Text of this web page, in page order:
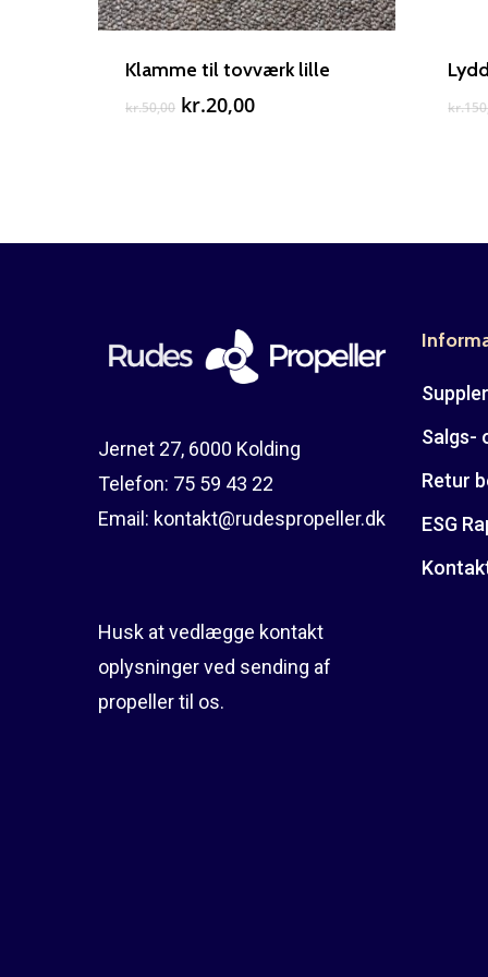
Klamme til tovværk lille
kr.50,00 Den
kr.20,00Den
kr.
Jernet 27, 6000 Kolding
Telefon: 75 59 43 22
Email: kontakt@rudespropeller.dk
Husk at vedlægge kontakt
oplysninger ved sending af
propeller til os.
Salgs-
Retur
ESG